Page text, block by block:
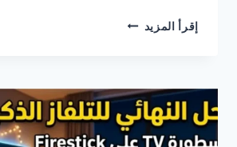
إقرأ المزيد ALOSTORA
–
مشاهدة
القنوات
المباشرة